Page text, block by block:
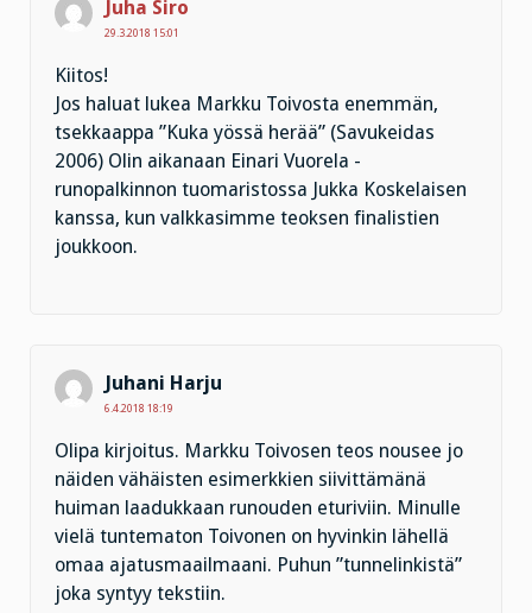
Juha Siro
29.3.2018 15:01
Kiitos!
Jos haluat lukea Markku Toivosta enemmän,
tsekkaappa ”Kuka yössä herää” (Savukeidas
2006) Olin aikanaan Einari Vuorela -
runopalkinnon tuomaristossa Jukka Koskelaisen
kanssa, kun valkkasimme teoksen finalistien
joukkoon.
Juhani Harju
6.4.2018 18:19
Olipa kirjoitus. Markku Toivosen teos nousee jo
näiden vähäisten esimerkkien siivittämänä
huiman laadukkaan runouden eturiviin. Minulle
vielä tuntematon Toivonen on hyvinkin lähellä
omaa ajatusmaailmaani. Puhun ”tunnelinkistä”
joka syntyy tekstiin.